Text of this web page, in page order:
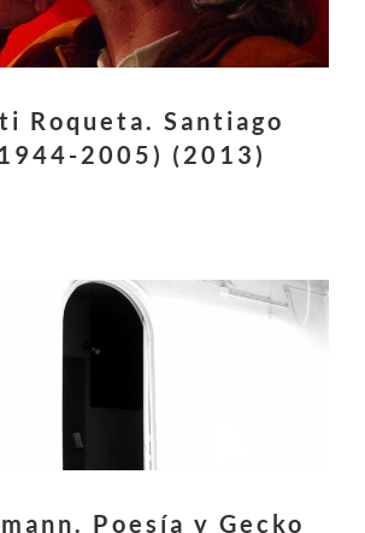
Roqueta. Santiago
2005) (2013)
Poesía y Gecko